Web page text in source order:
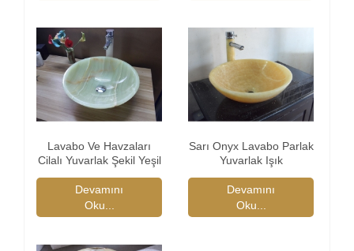
Lavabo Ve Havzaları
Cilalı Yuvarlak Şekil Yeşil
Devamını
Oku...
Sarı Onyx Lavabo Parlak
Yuvarlak Işık
Devamını
Oku...